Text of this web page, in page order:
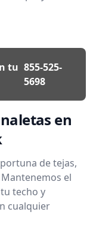
tu 855-525-
5698
en
de tejas,
el
techo y
cualquier